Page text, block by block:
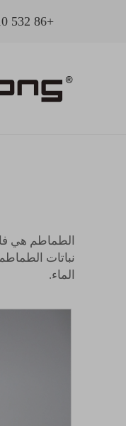
+86 532 86870810
الطماطم هي
نباتات
الماء.